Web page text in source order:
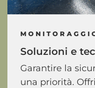
Soluzioni e
Garantire la
una priorità.